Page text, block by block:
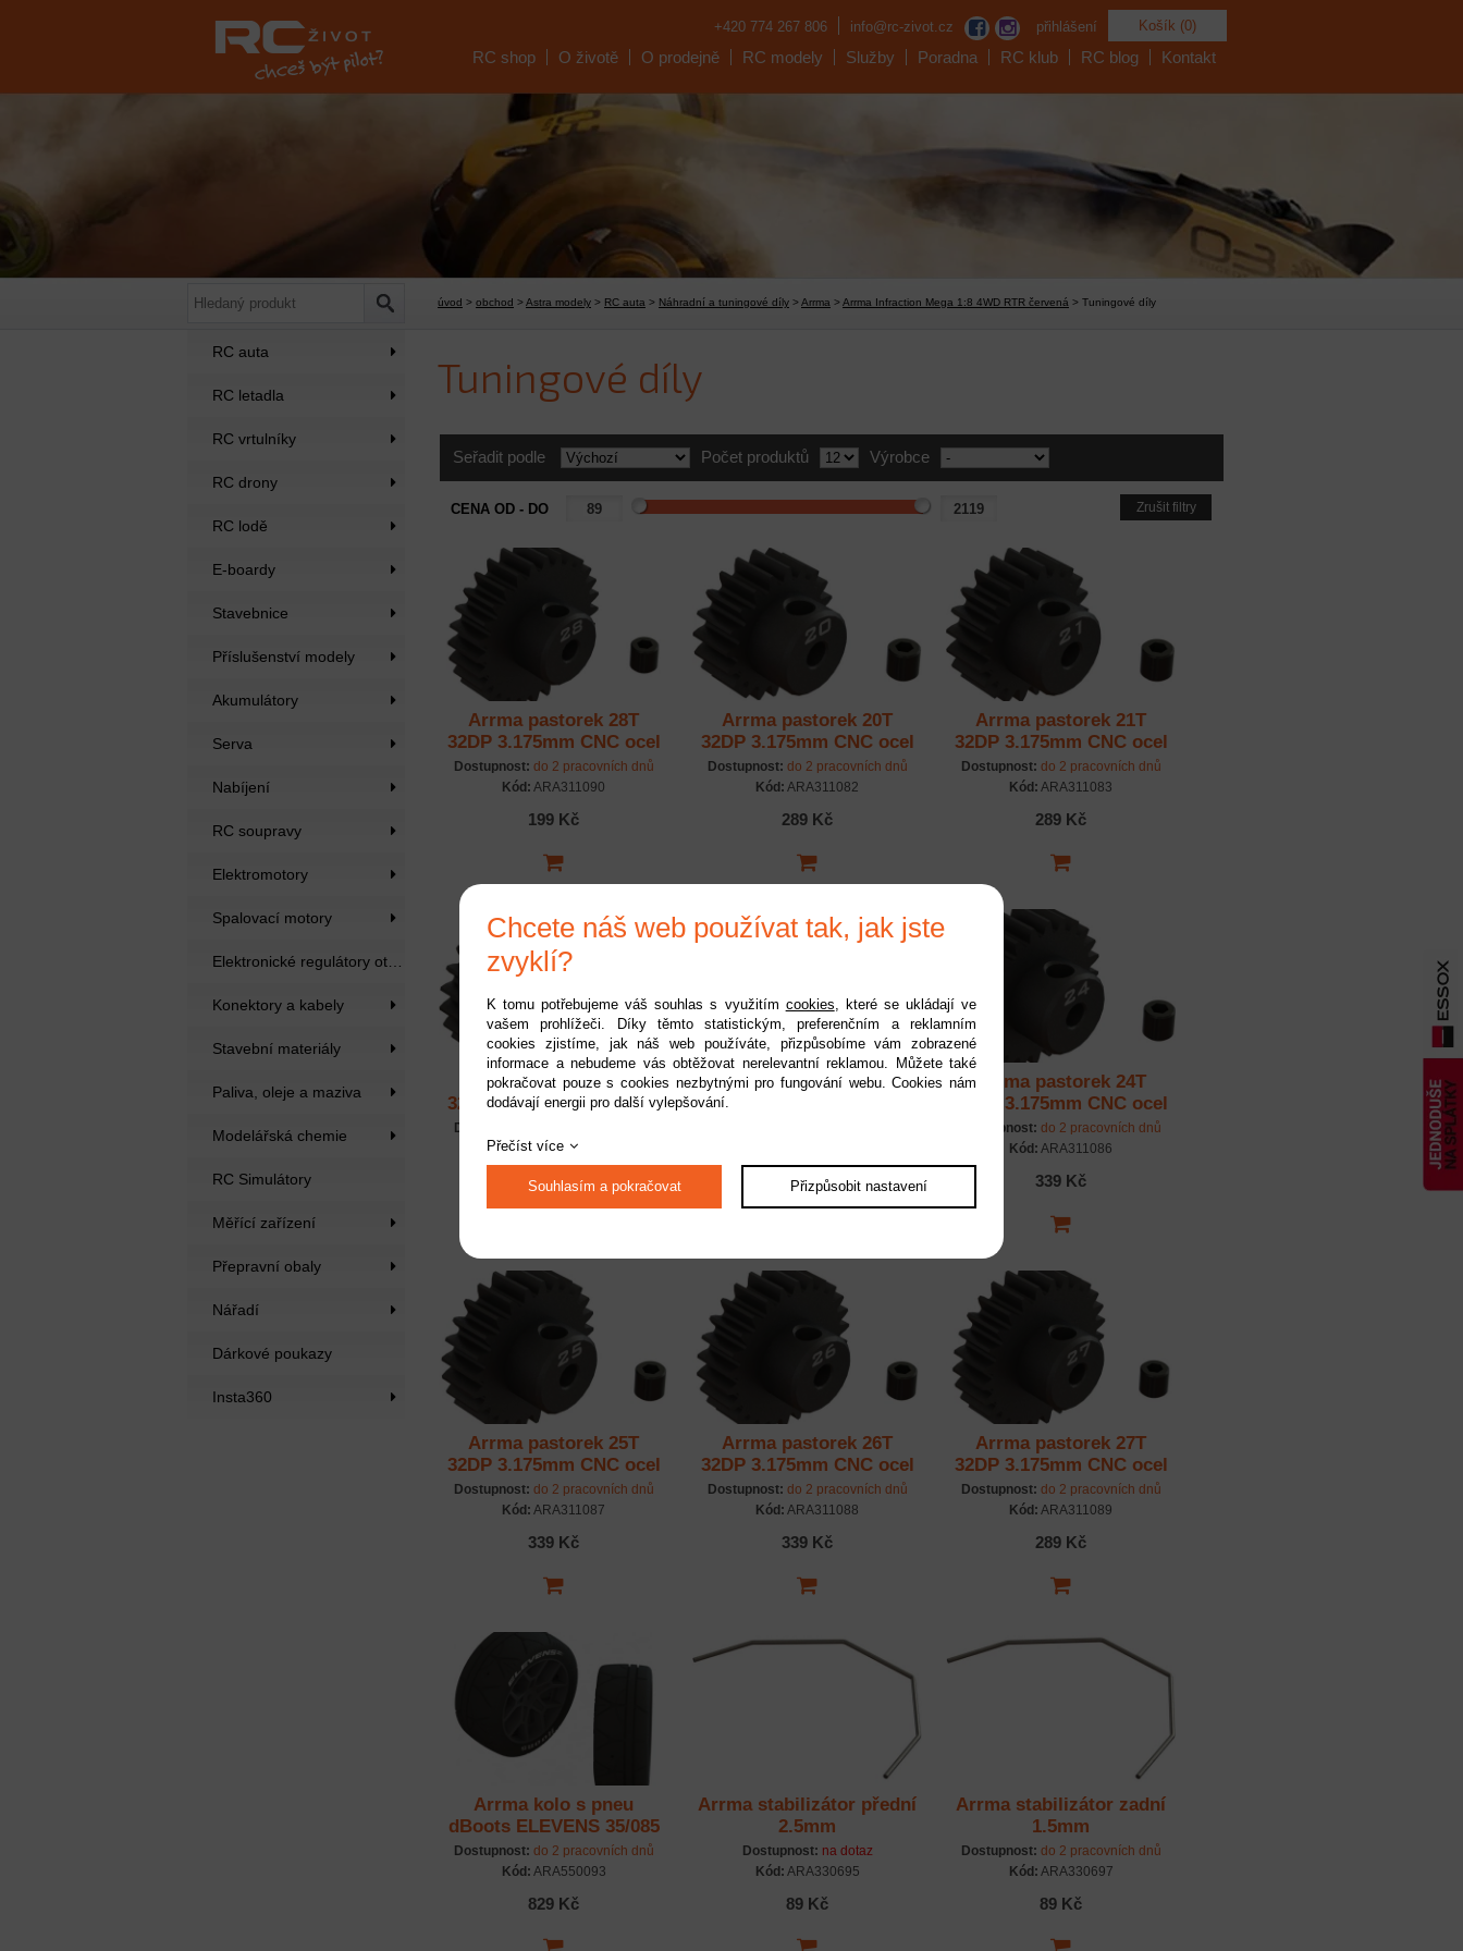
Košík (0)
přihlášení
+420 774 267 806 info@rc-zivot.cz
RC shop O životě O prodejně RC modely Služby Poradna RC klub RC blog Kontakt
úvod > obchod >Astra modely > RC auta > Náhradní a tuningové díly >Arrma >Arrma Infraction Mega 1:8 4WD RTR červená > Tuningové díly
RC auta
RC letadla
RC vrtulníky
RC drony
RC lodě
E-boardy
Stavebnice
Příslušenství modely
Akumulátory
Serva
Nabíjení
RC soupravy
Elektromotory
Spalovací motory
Konektory a kabely
Stavební materiály
Paliva, oleje a maziva
Modelářská chemie
RC Simulátory
Měřící zařízení
Přepravní obaly
Nářadí
Dárkové poukazy
Insta360
Tuningové díly
Seřadit podle Počet produktů Výrobce
CENA OD - DO Zrušit filtry
Arrma pastorek 28T
32DP 3.175mm CNC ocel
Dostupnost: do 2 pracovních dnů
Kód: ARA311090
199 Kč
Arrma pastorek 20T
32DP 3.175mm CNC ocel
Dostupnost: do 2 pracovních dnů
Kód: ARA311082
289 Kč
Arrma pastorek 21T
32DP 3.175mm CNC ocel
Dostupnost: do 2 pracovních dnů
Kód: ARA311083
289 Kč
Arrma pastorek 22T
32DP 3.175mm CNC ocel
Dostupnost:
Kód:ARA311084
339 Kč
Arrma pastorek 23T
32DP 3.175mm CNC ocel
339 Kč
Arrma pastorek 24T
32DP 3.175mm CNC ocel
Dostupnost: do 2 pracovních dnů
Kód: ARA311086
339 Kč
Arrma pastorek 25T
32DP 3.175mm CNC ocel
Dostupnost: do 2 pracovních dnů
Kód: ARA311087
339 Kč
Arrma pastorek 26T
32DP 3.175mm CNC ocel
Dostupnost: do 2 pracovních dnů
Kód: ARA311088
339 Kč
Arrma pastorek 27T
32DP 3.175mm CNC ocel
Dostupnost: do 2 pracovních dnů
Kód: ARA311089
289 Kč
Arrma kolo s pneu
dBoots ELEVENS 35/085
2.4 (2)
Dostupnost: do 2 pracovních dnů
Kód: ARA550093
829 Kč
Arrma stabilizátor přední
2.5mm
Dostupnost: na dotaz
Kód: ARA330695
89 Kč
Arrma stabilizátor zadní
1.5mm
Dostupnost: do 2 pracovních dnů
Kód: ARA330697
89 Kč
Chcete náš web používat tak, jak jste
zvyklí?
K tomu potřebujeme váš souhlas s využitím cookies, které se ukládají ve
vašem prohlížeči. Díky těmto statistickým, preferenčním a reklamním
cookies zjistíme, jak náš web používáte, přizpůsobíme vám zobrazené
informace a nebudeme vás obtěžovat nerelevantní reklamou. Můžete také
pokračovat pouze s cookies nezbytnými pro fungování webu. Cookies nám
dodávají energii pro další vylepšování.
Přečíst více
Souhlasím a pokračovat Přizpůsobit nastavení